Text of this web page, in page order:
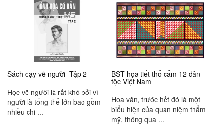
Sách dạy vẽ người -Tập 2
Học vẽ người là rất khó bởi vì
người là tổng thể lớn bao gồm
nhiều chi ...
BST họa tiết thổ cẩm 12 dân
tộc Việt Nam
Hoa văn, trước hết đó là một
biểu hiện của quan niệm thẩm
mỹ, thông qua ...